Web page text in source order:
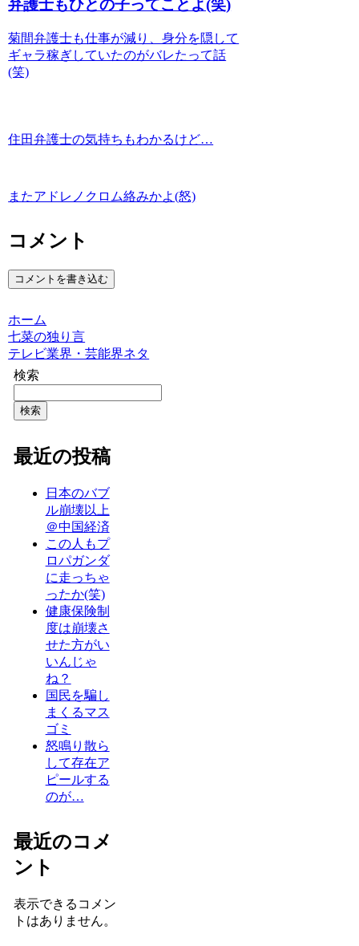
弁護士もひとの子ってことよ(笑)
菊間弁護士も仕事が減り、身分を隠して
ギャラ稼ぎしていたのがバレたって話
(笑)
住田弁護士の気持ちもわかるけど…
またアドレノクロム絡みかよ(怒)
コメント
コメントを書き込む
ホーム
七菜の独り言
テレビ業界・芸能界ネタ
検索
検索
最近の投稿
日本のバブ
ル崩壊以上
＠中国経済
この人もプ
ロパガンダ
に走っちゃ
ったか(笑)
健康保険制
度は崩壊さ
せた方がい
いんじゃ
ね？
国民を騙し
まくるマス
ゴミ
怒鳴り散ら
して存在ア
ピールする
のが…
最近のコメ
ント
表示できるコメン
トはありません。